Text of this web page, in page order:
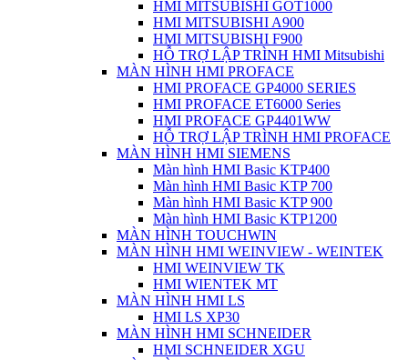
HMI MITSUBISHI GOT1000
HMI MITSUBISHI A900
HMI MITSUBISHI F900
HỖ TRỢ LẬP TRÌNH HMI Mitsubishi
MÀN HÌNH HMI PROFACE
HMI PROFACE GP4000 SERIES
HMI PROFACE ET6000 Series
HMI PROFACE GP4401WW
HỖ TRỢ LẬP TRÌNH HMI PROFACE
MÀN HÌNH HMI SIEMENS
Màn hình HMI Basic KTP400
Màn hình HMI Basic KTP 700
Màn hình HMI Basic KTP 900
Màn hình HMI Basic KTP1200
MÀN HÌNH TOUCHWIN
MÀN HÌNH HMI WEINVIEW - WEINTEK
HMI WEINVIEW TK
HMI WIENTEK MT
MÀN HÌNH HMI LS
HMI LS XP30
MÀN HÌNH HMI SCHNEIDER
HMI SCHNEIDER XGU